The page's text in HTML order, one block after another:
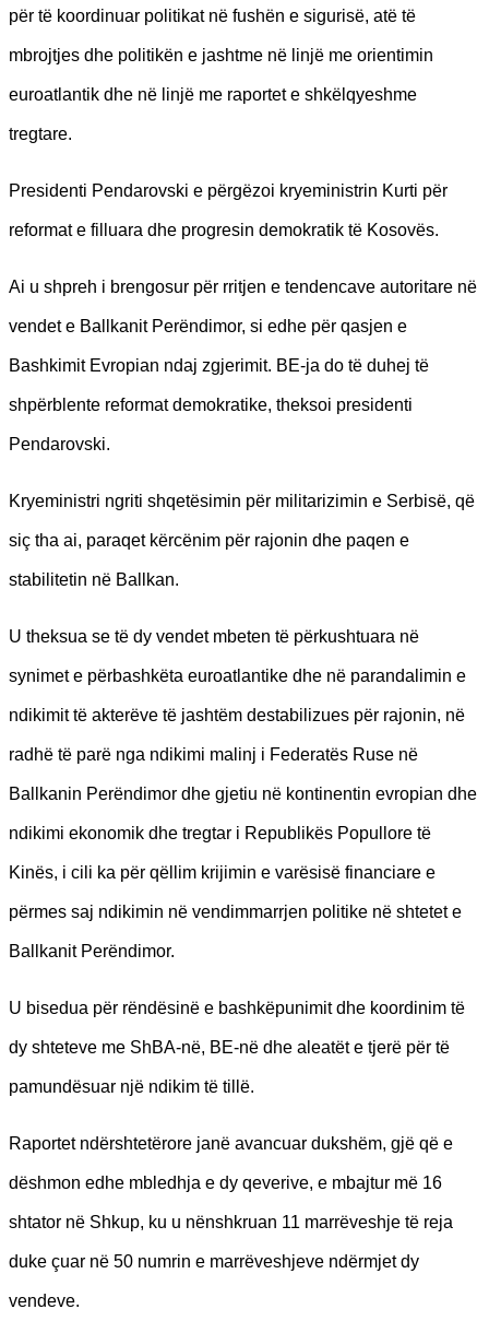
për të koordinuar politikat në fushën e sigurisë, atë të
mbrojtjes dhe politikën e jashtme në linjë me orientimin
euroatlantik dhe në linjë me raportet e shkëlqyeshme
tregtare.
Presidenti Pendarovski e përgëzoi kryeministrin Kurti për
reformat e filluara dhe progresin demokratik të Kosovës.
Ai u shpreh i brengosur për rritjen e tendencave autoritare në
vendet e Ballkanit Perëndimor, si edhe për qasjen e
Bashkimit Evropian ndaj zgjerimit. BE-ja do të duhej të
shpërblente reformat demokratike, theksoi presidenti
Pendarovski.
Kryeministri ngriti shqetësimin për militarizimin e Serbisë, që
siç tha ai, paraqet kërcënim për rajonin dhe paqen e
stabilitetin në Ballkan.
U theksua se të dy vendet mbeten të përkushtuara në
synimet e përbashkëta euroatlantike dhe në parandalimin e
ndikimit të akterëve të jashtëm destabilizues për rajonin, në
radhë të parë nga ndikimi malinj i Federatës Ruse në
Ballkanin Perëndimor dhe gjetiu në kontinentin evropian dhe
ndikimi ekonomik dhe tregtar i Republikës Popullore të
Kinës, i cili ka për qëllim krijimin e varësisë financiare e
përmes saj ndikimin në vendimmarrjen politike në shtetet e
Ballkanit Perëndimor.
U bisedua për rëndësinë e bashkëpunimit dhe koordinim të
dy shteteve me ShBA-në, BE-në dhe aleatët e tjerë për të
pamundësuar një ndikim të tillë.
Raportet ndërshtetërore janë avancuar dukshëm, gjë që e
dëshmon edhe mbledhja e dy qeverive, e mbajtur më 16
shtator në Shkup, ku u nënshkruan 11 marrëveshje të reja
duke çuar në 50 numrin e marrëveshjeve ndërmjet dy
vendeve.